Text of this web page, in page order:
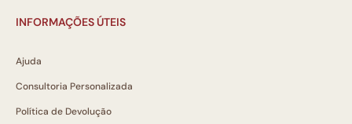
INFORMAÇÕES ÚTEIS
Ajuda
Consultoria Personalizada
Política de Devolução